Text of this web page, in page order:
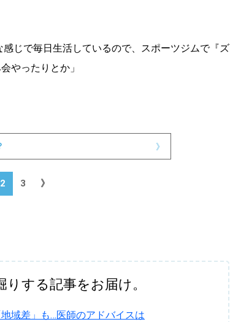
CATEGORY
じで毎日生活しているので、スポーツジムで『ズ
やったりとか」
》
2 3 》
する記事をお届け。
域差」も…医師のアドバイスは